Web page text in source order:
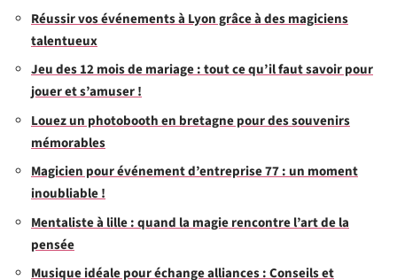
Réussir vos événements à Lyon grâce à des magiciens
talentueux
Jeu des 12 mois de mariage : tout ce qu’il faut savoir pour
jouer et s’amuser !
Louez un photobooth en bretagne pour des souvenirs
mémorables
Magicien pour événement d’entreprise 77 : un moment
inoubliable !
Mentaliste à lille : quand la magie rencontre l’art de la
pensée
Musique idéale pour échange alliances : Conseils et